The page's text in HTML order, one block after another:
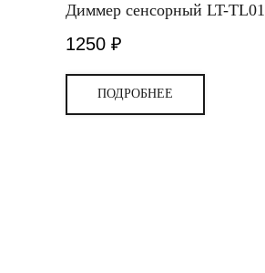
Диммер сенсорный LT-TL01
1250 ₽
ПОДРОБНЕЕ